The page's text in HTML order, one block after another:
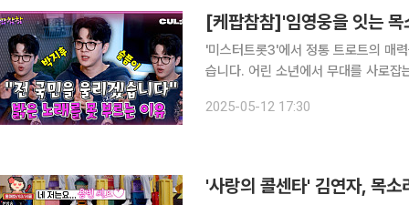
[케팝참참]'임영웅을 잇는
'미스터트롯3'에서 정통 트로트의 매
습니다. 어린 소년에서 무대를 사로
2025-05-12 17:30